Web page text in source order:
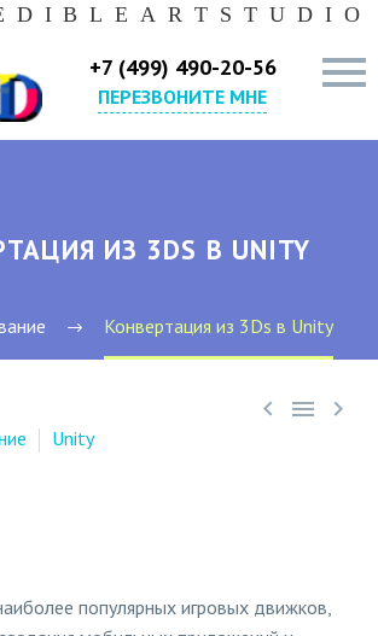
D I B L E A R T S T U D I O
+7 (499) 490-20-56
ПЕРЕЗВОНИТЕ МНЕ
ИЗ 3DS В UNITY
Конвертация из 3Ds в Unity
  
Unity
популярных игровых движков,